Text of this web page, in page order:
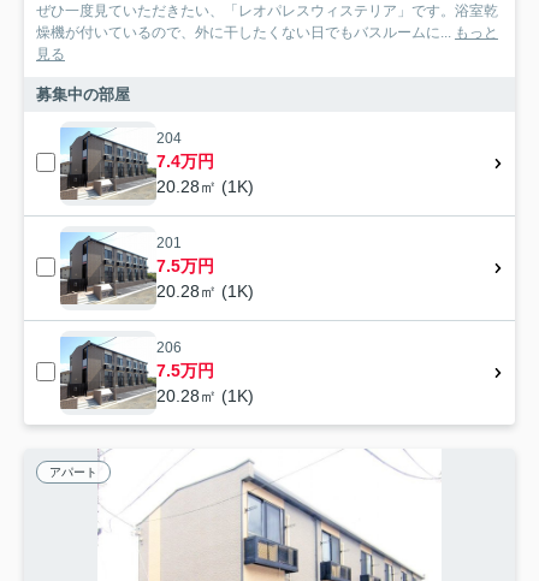
ぜひ一度見ていただきたい、「レオパレスウィステリア」です。浴室乾
燥機が付いているので、外に干したくない日でもバスルームに...
もっと
見る
募集中の部屋
204
7.4万円
20.28㎡ (1K)
201
7.5万円
20.28㎡ (1K)
206
7.5万円
20.28㎡ (1K)
アパート